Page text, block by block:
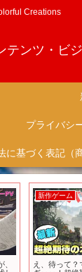
Creations
テンツ・ビ
新作ゲーム
え、待って？